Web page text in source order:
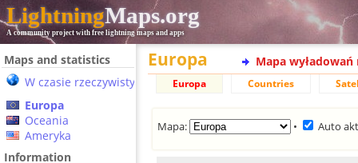
LightningMaps.org
A community project with free lightning maps and apps
Maps and statistics
W czasie rzeczywistym
Europa
Oceania
Ameryka
Information
Europa Mapa wyładowań
Europa Countries
Mapa: • Auto